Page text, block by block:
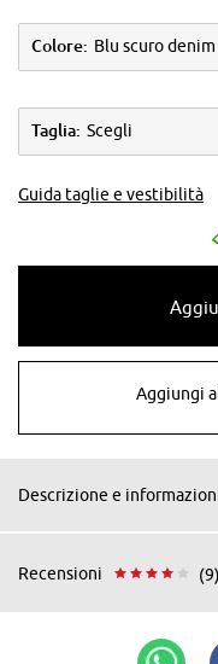
Colore: Blu scuro denim
Taglia: Scegli
Guida taglie e vestibilità
Aggiungi
Descrizione e
Recensioni (9)